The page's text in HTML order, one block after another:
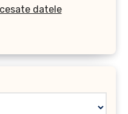
datele